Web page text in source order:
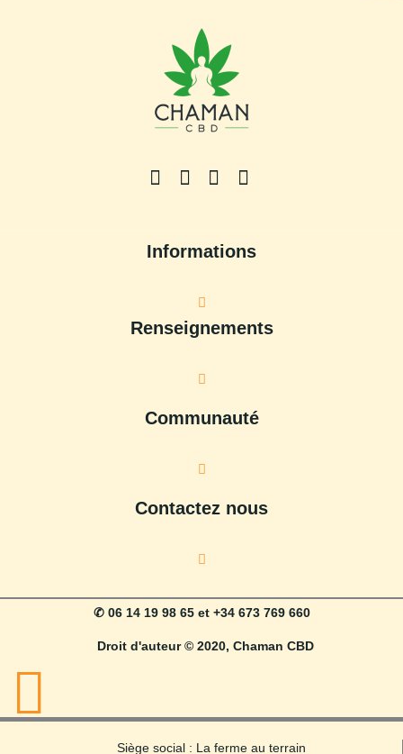
Informations
Renseignements
Communauté
Contactez nous
✆ 06 14 19 98 65 et +34 673 769 660
Droit d'auteur © 2020, Chaman CBD
Siège social : La ferme au terrain